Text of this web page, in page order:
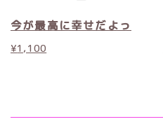
今が最高に幸せだよっ
¥1,100